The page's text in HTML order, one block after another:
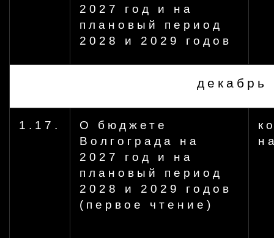
2027 год и на
плановый период
2028 и 2029 годов
декабрь
1.17.
О бюджете
Волгограда на
2027 год и на
плановый период
2028 и 2029 годов
(первое чтение)